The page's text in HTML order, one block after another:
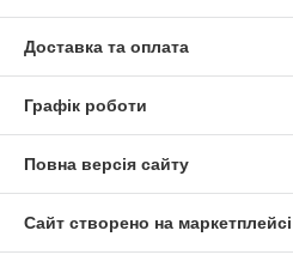
Доставка та оплата
Графік роботи
Повна версія сайту
Сайт створено на маркетплейсі